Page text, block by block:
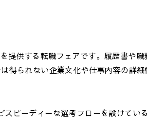
提供する転職フェアです。履歴書や
得られない企業文化や仕事内容の詳
ピーディーな選考フローを設けてい